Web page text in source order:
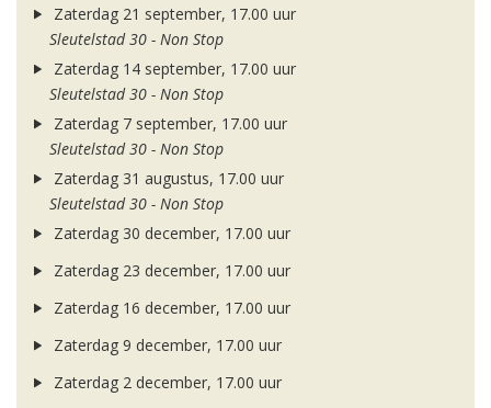
Zaterdag 21 september, 17.00 uur
Sleutelstad 30 - Non Stop
Zaterdag 14 september, 17.00 uur
Sleutelstad 30 - Non Stop
Zaterdag 7 september, 17.00 uur
Sleutelstad 30 - Non Stop
Zaterdag 31 augustus, 17.00 uur
Sleutelstad 30 - Non Stop
Zaterdag 30 december, 17.00 uur
Zaterdag 23 december, 17.00 uur
Zaterdag 16 december, 17.00 uur
Zaterdag 9 december, 17.00 uur
Zaterdag 2 december, 17.00 uur